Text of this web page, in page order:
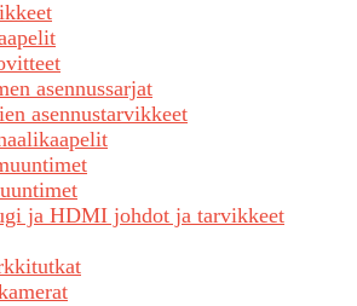
asennussarjat
asennustarvikkeet
ja HDMI johdot ja tarvikkeet